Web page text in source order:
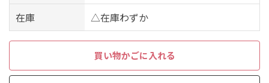
在庫
△在庫わずか
買い物かごに入れる